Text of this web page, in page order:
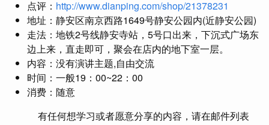
点评： http://www.dianping.com/shop/21378231
地址：静安区南京西路1649号静安公园内(近静安公园)
走法：地铁2号线静安寺站，5号口出来，下沉式广场东
边上来，直走即可，聚会在店内的地下室一层。
内容：没有演讲主题,自由交流
时间：一般19：00~22：00
消费：随意
有任何想学习或者愿意分享的内容，请在邮件列表